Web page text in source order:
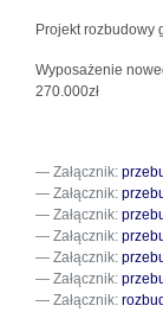
Projekt rozbudowy
Wyposażenie
270.000zł
Załącznik:
Załącznik:
Załącznik:
Załącznik:
Załącznik:
Załącznik:
Załącznik: